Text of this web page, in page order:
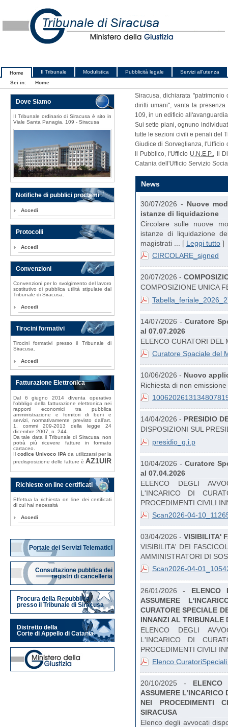
Home Il Tribunale Modulistica Pubblicità legale
Servizi all'utenza
Sei in:
Home
Siracusa, dichiarata
diritti umani", vanta la
109, in un edificio
Sui sette piani, ognuno
tutte le sezioni civili e penali del
Giudice di Sorveglianza, l'Ufficio
il Pubblico, l'Ufficio U.N.E.P.
, il
Catania dell'Ufficio Servizio
News
30/07/2026 - Nuove
istanze di liquidazione
Circolare sulle nuove
istanze di liquidazione
magistrati ... [ Leggi tutto]
CIRCOLARE_signed
20/07/2026 -
COMPOSIZIONE UNICA
14/07/2026 - Curatore
al 07.07.2026
ELENCO CURATORI DEL
Curatore Spaciale del
10/06/2026 - Nuovo
Richiesta di non
14/04/2026 - PRESIDIO
DISPOSIZIONI SUL
presidio_g.i.p
10/04/2026 - Curatore
al 07.04.2026
ELENCO DEGLI
L'INCARICO DI
PROCEDIMENTI CIVILI
Scan2026-04-
03/04/2026 - VISIBILITA'
VISIBILITA' DEI
AMMINISTRATORI DI
Scan2026-04-
26/01/2026 - ELENCO
ASSUMERE
CURATORE SPECIALE
INNANZI AL TRIBUNALE
ELENCO DEGLI
L'INCARICO DI
PROCEDIMENTI CIVILI
Elenco
20/10/2025 -
ASSUMERE
NEI PROCEDIMENTI
SIRACUSA
Elenco degli avvocati
Dove Siamo
Il Tribunale ordinario di Siracusa è sito in
Viale Santa Panagia, 109 - Siracusa
Notifiche di pubblici proclami
Accedi
Protocolli
Accedi
Convenzioni
Convenzioni per lo svolgimento del lavoro
sostitutivo di pubblica utilità stipulate dal
Tribunale di Siracusa.
Accedi
Tirocini formativi
Tirocini formativi presso il Tribunale di
Siracusa.
Accedi
Fatturazione Elettronica
Dal 6 giugno 2014 diventa operativo
l'obbligo della fatturazione elettronica nei
rapporti economici tra pubblica
amministrazione e fornitori di beni e
servizi, normativamente previsto dall'art.
1, commi 209-2013 della legge 24
dicembre 2007, n. 244.
Da tale data il Tribunale di Siracusa, non
potrà più ricevere fatture in formato
cartaceo.
Il codice Univoco IPAda utilizzarsi per la
predisposizione delle fatture è AZ1UIR
Richieste on line certificati
Effettua la richiesta on line dei certificati
di cui hai necessità
Accedi
Portale dei Servizi Telematici
Consultazione pubblica dei
registri di cancelleria
Procura della Repubblica
presso il Tribunale di Siracusa
Distretto della
Corte di Appello di Catania